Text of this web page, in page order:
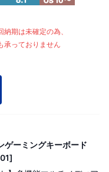
Swapタイプ、キース
頂く事でお好みのキー軸
を組み立てる事が可能
スイッチは含まれてお
要がございます。
期は未確定の為、
承っておりません
ゲーミングキーボード